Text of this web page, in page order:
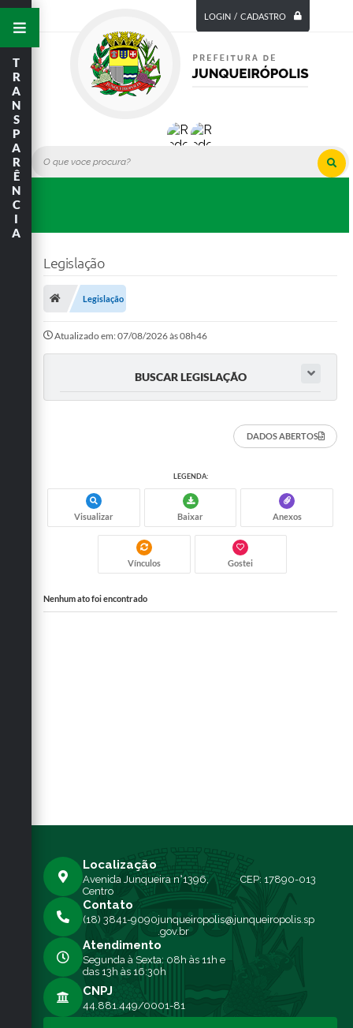
LOGIN / CADASTRO
T
R
A
N
S
P
A
R
Ê
N
C
I
A
Legislação
Legislação
Atualizado em: 07/08/2026 às 08h46
BUSCAR LEGISLAÇÃO
DADOS ABERTOS
LEGENDA:
Visualizar Baixar Anexos
Vínculos Gostei
Nenhum ato foi encontrado
Localização
Avenida Junqueira n°1396,
Centro
CEP: 17890-013
Contato
(18) 3841-9090junqueiropolis@junqueiropolis.sp
.gov.br
Atendimento
Segunda à Sexta: 08h às 11h e
das 13h às 16:30h
CNPJ
44.881.449/0001-81